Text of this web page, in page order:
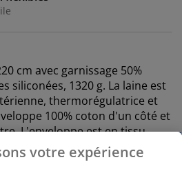
cm avec garnissage 50%
siliconées, 1320 g. La laine est
thermorégulatrice et
100% coton d'un côté et
L'enveloppe est en tissu